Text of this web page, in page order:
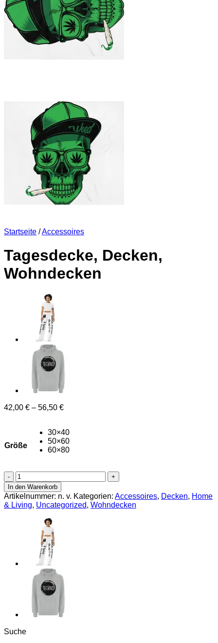
Startseite /Accessoires
Tagesdecke, Decken,
Wohndecken
42,00 € – 56,50 €
Größe
30×40
50×60
60×80
Tagesdecke,
Decken,
Wohndecken
Menge
In den Warenkorb
Artikelnummer: n. v. Kategorien: Accessoires, Decken, Home
& Living, Uncategorized, Wohndecken
Suche